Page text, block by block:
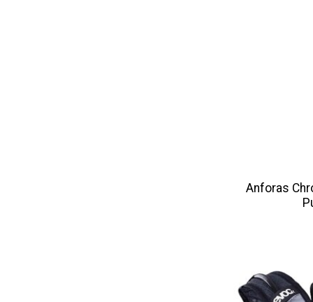
Anforas